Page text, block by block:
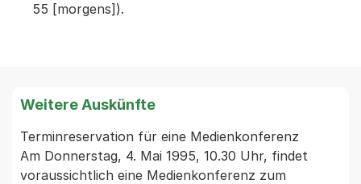
55 [morgens]).
Weitere Auskünfte
Terminreservation für eine Medienkonferenz
Am Donnerstag, 4. Mai 1995, 10.30 Uhr, findet
voraussichtlich eine Medienkonferenz zum